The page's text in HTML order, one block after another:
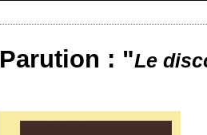
Parution : "Le